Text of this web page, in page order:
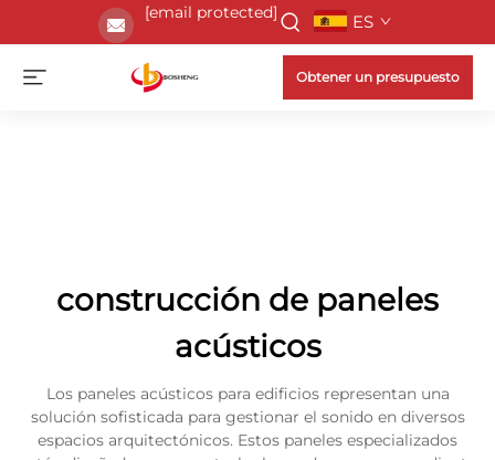
[email protected] ES
Obtener un presupuesto
construcción de paneles
acústicos
Los paneles acústicos para edificios representan una
solución sofisticada para gestionar el sonido en diversos
espacios arquitectónicos. Estos paneles especializados